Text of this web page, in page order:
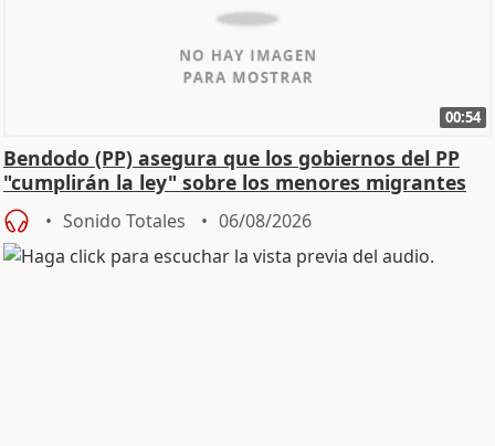
00:54
Bendodo (PP) asegura que los gobiernos del PP
"cumplirán la ley" sobre los menores migrantes
Sonido Totales 06/08/2026